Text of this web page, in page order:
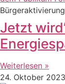
Bürgeraktivierung
Jetzt
Weiterlesen »
24. Oktober 2023